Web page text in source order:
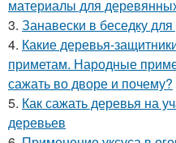
материалы для
3. Занавески в беседку
4. Какие деревья-
приметам. Народные
сажать во дворе и почему?
5. Как сажать деревья на
деревьев